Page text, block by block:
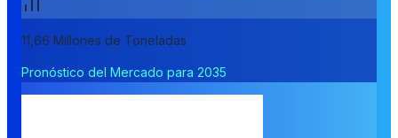
11,66 Millones de Toneladas
Pronóstico del Mercado para 2035